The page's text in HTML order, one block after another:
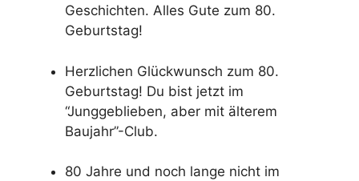
Geschichten. Alles Gute zum 80.
Geburtstag!
Herzlichen Glückwunsch zum 80.
Geburtstag! Du bist jetzt im
“Junggeblieben, aber mit älterem
Baujahr”-Club.
80 Jahre und noch lange nicht im